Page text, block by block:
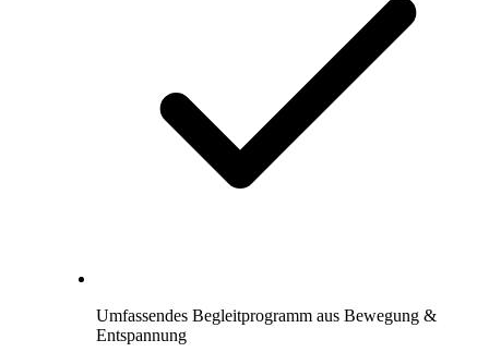
Umfassendes Begleitprogramm aus Bewegung &
Entspannung